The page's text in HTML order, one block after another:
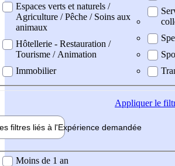
Espaces verts et naturels /
Agriculture / Pêche / Soins aux
animaux
Hôtellerie - Restauration /
Tourisme / Animation
Immobilier
Appliquerle
filtres liés à l'Expérience demandée
demandée
Moins de 1 an